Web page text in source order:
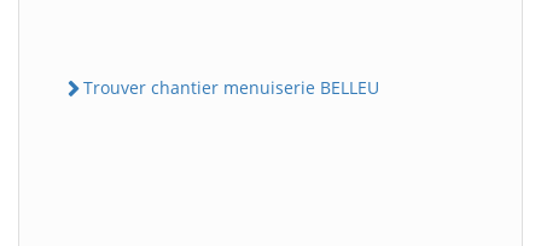
Trouver chantier menuiserie BELLEU